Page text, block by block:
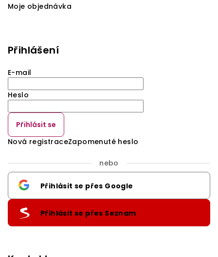
Moje objednávka
Přihlášení
E-mail
Heslo
Přihlásit se
Nová registraceZapomenuté heslo
nebo
Přihlásit se přes Google
Přihlásit se přes Seznam